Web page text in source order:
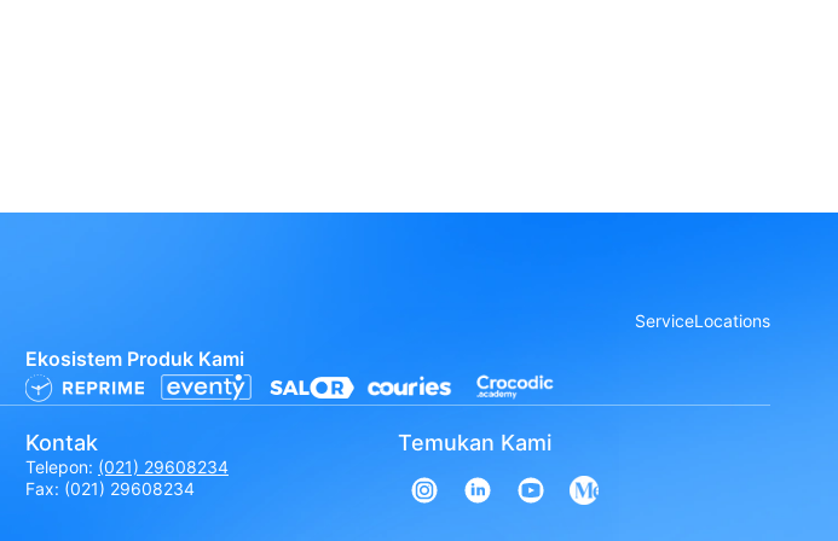
ServiceLocations
Ekosistem Produk Kami
Kontak
Telepon: (021) 29608234
Fax: (021) 29608234
Temukan Kami